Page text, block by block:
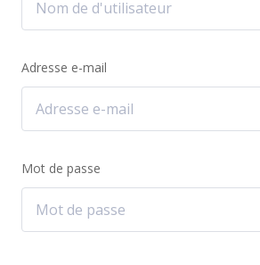
Adresse e-mail
Mot de passe